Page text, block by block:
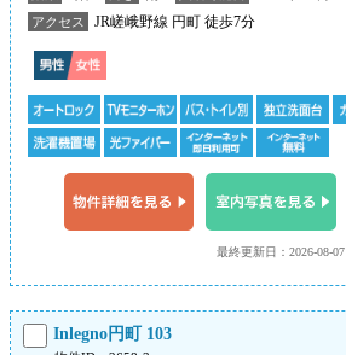
アクセス JR嵯峨野線 円町 徒歩7分
最終更新日：2026-08-07
Inlegno円町 103